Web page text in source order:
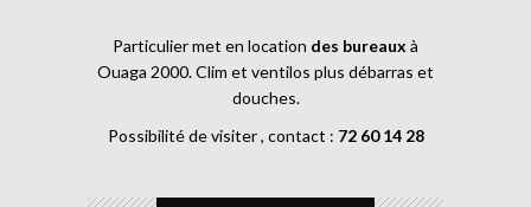
Particulier met en location des bureaux à
Ouaga 2000. Clim et ventilos plus débarras et
douches.
Possibilité de visiter , contact : 72 60 14 28